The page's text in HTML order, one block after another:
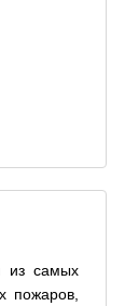
из самых
пожаров,